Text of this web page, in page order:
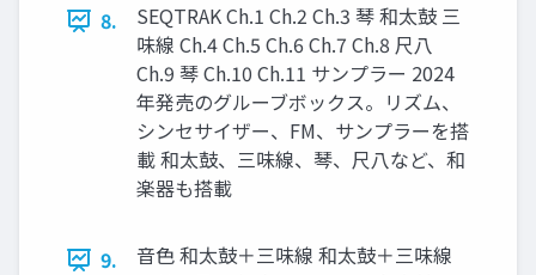
8.
SEQTRAK Ch.1 Ch.2 Ch.3 琴 和太鼓 三
味線 Ch.4 Ch.5 Ch.6 Ch.7 Ch.8 尺八
Ch.9 琴 Ch.10 Ch.11 サンプラー 2024
年発売のグルーブボックス。リズム、
シンセサイザー、FM、サンプラーを搭
載 和太鼓、三味線、琴、尺八など、和
楽器も搭載
9.
音色 和太鼓＋三味線 和太鼓＋三味線